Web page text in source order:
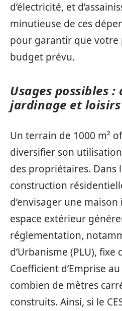
d’électricité, et
minutieuse de ces
pour garantir que votre
budget prévu.
Usages possibles
jardinage et loisirs
Un terrain de 1000 m²
diversifier son
des propriétaires. Dans
construction
d’envisager une
espace extérieur
réglementation,
d’Urbanisme (PLU), fixe
Coefficient d’Emprise
combien de mètres
construits. Ainsi, si le